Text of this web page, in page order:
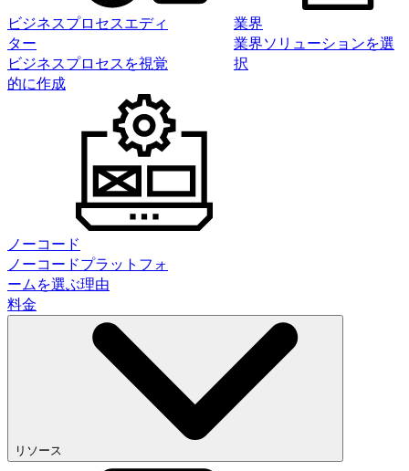
ビジネスプロセスエディ
ター
ビジネスプロセスを視覚
的に作成
業界
業界ソリューションを選
択
ノーコード
ノーコードプラットフォ
ームを選ぶ理由
料金
リソース